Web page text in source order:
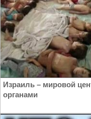
Израиль – мировой
органами